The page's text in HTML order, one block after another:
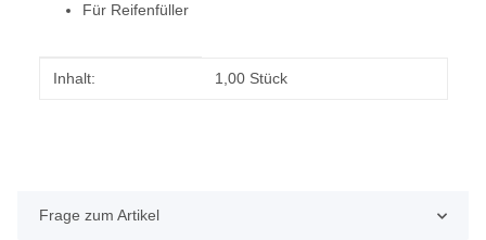
Für Reifenfüller
Produkteigenschaft
Wert
Inhalt: 1,00 Stück
Frage zum Artikel